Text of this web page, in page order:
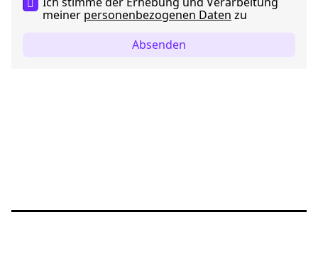
meiner personenbezogenen Daten zu
Absenden